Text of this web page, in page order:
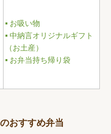
お吸い物
中納言オリジナルギフト
（お土産）
お弁当持ち帰り袋
おすすめ弁当